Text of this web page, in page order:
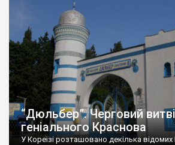
“Дюльбер”. Черговий
геніального Краснова
У Кореїзі розташовано декілька